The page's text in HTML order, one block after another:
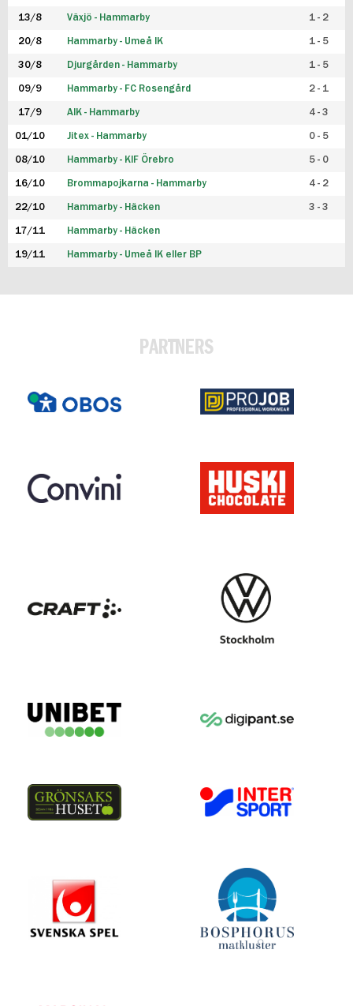
13/8 Växjö - Hammarby 1 - 2
20/8 Hammarby - Umeå IK 1 - 5
30/8 Djurgården - Hammarby 1 - 5
09/9 Hammarby - FC Rosengård 2 - 1
17/9 AIK - Hammarby 4 - 3
01/10 Jitex - Hammarby 0 - 5
08/10 Hammarby - KIF Örebro 5 - 0
16/10 Brommapojkarna - Hammarby 4 - 2
22/10 Hammarby - Häcken 3 - 3
17/11 Hammarby - Häcken
19/11 Hammarby - Umeå IK eller BP
PARTNERS